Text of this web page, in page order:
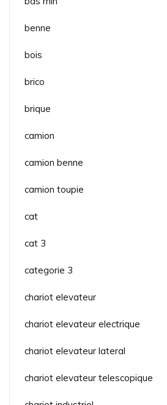
benne
bois
brico
brique
camion
camion benne
camion toupie
cat
cat 3
categorie 3
chariot elevateur
chariot elevateur electrique
chariot elevateur lateral
chariot elevateur telescopique